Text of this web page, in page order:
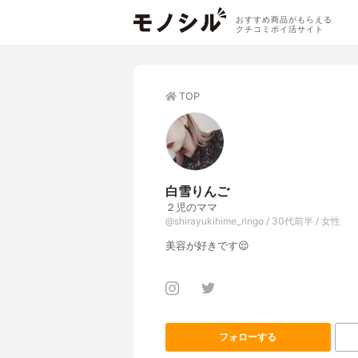
おすすめ商品がもらえる
クチコミポイ活サイト
TOP
白雪りんご
２児のママ
@shirayukihime_ringo / 30代前半 / 女性
美容が好きです😌
フォローする